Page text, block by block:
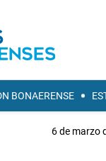
BONAERENSE
6 de marzo